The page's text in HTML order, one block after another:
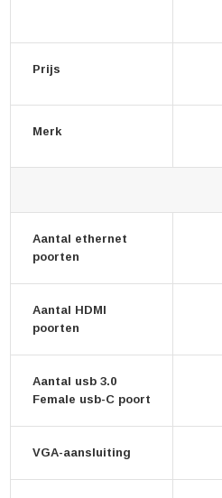
Prijs
Merk
Aantal ethernet
poorten
Aantal HDMI
poorten
Aantal usb 3.0
Female usb-C poort
VGA-aansluiting